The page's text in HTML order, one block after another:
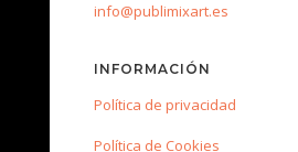
info@publimixart.es
INFORMACIÓN
Política de privacidad
Política de Cookies